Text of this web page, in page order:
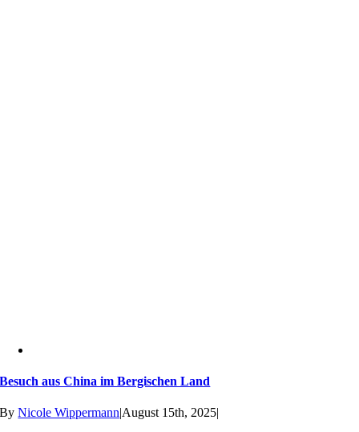
Besuch aus China im Bergischen Land
ByNicole Wippermann|August 15th, 2025|